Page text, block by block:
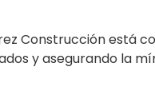
Construcción está
y asegurando la